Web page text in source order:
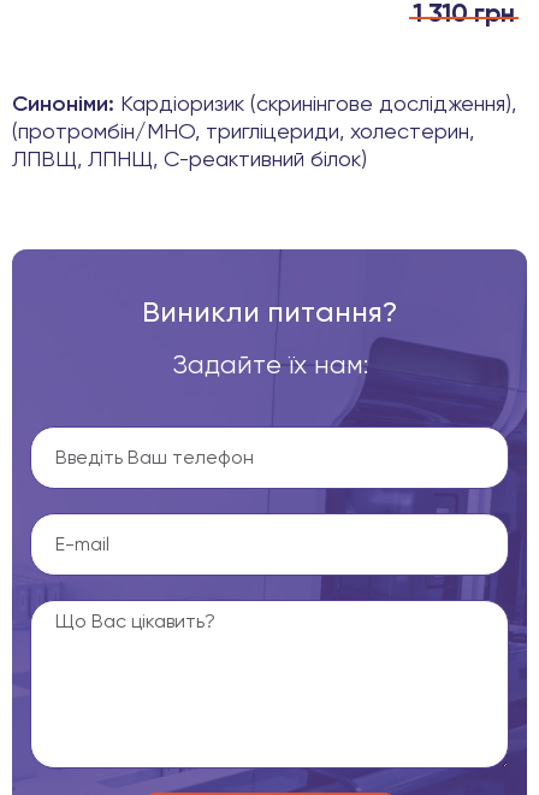
1 310 грн
Синоніми: Кардіоризик (скринінгове дослідження),
(протромбін/МНО, тригліцериди, холестерин,
ЛПВЩ, ЛПНЩ, С-реактивний білок)
Виникли питання?
Задайте їх нам: